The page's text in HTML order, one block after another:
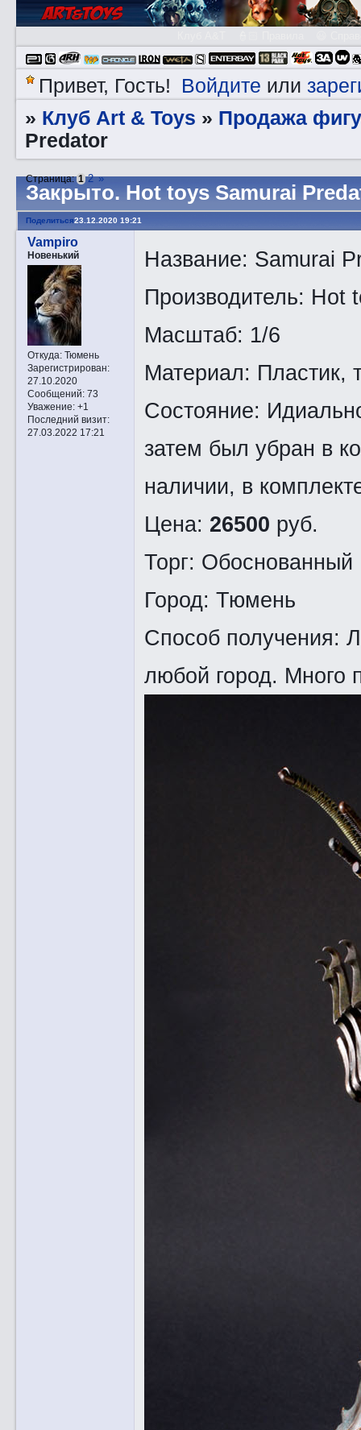
Привет, Гость! Войдите или
» Клуб Art & Toys » Продажа
Predator
Закрытo. Hot toys Samurai
Страница:1 2 »
Поделиться23.12.2020 19:21
Vampiro
Новенький
Откуда:Тюмень
Зарегистрирован:
27.10.2020
Сообщений:73
Уважение: +1
Последний визит:
27.03.2022 17:21
Название: Samurai
Производитель: Hot
Масштаб: 1/6
Материал: Пластик,
Состояние:
затем был убран в
наличии, в
Цена: 26500 руб.
Торг: Обоснованный
Город: Тюмень
Способ получения:
любой город. Много